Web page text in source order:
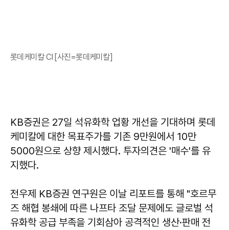
롯데케미칼 CI [사진=롯데케미칼]
KB증권은 27일 석유화학 업황 개선을 기대하며 롯데
케미칼에 대한 목표주가를 기존 9만원에서 10만
5000원으로 상향 제시했다. 투자의견은 '매수'를 유
지했다.
전우제 KB증권 연구원은 이날 리포트를 통해 "호르무
즈 해협 봉쇄에 따른 나프타 조달 문제에도 글로벌 석
유화학 공급 부족을 기회삼아 공격적인 생산·판매 전